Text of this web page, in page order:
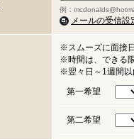
例：
メールの受信設
※スムーズに面接
※時間は、できる
※翌々日～1週間以
第一希望
第二希望